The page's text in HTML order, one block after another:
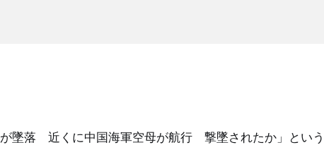
墜落 近くに中国海軍空母が航行 撃墜されたか」という